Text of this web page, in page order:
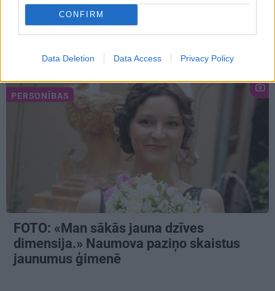
CONFIRM
Data Deletion Data Access Privacy Policy
Influencere Martelly godīgi pasaka, vai
PERSONĪBAS
FOTO: «Man sākās jauna dzīves
dimensija.» Naumova paziņo skaistus
jaunumus ģimenē